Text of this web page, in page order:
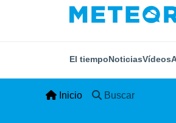
El tiempoNoticiasVídeos
Inicio Buscar